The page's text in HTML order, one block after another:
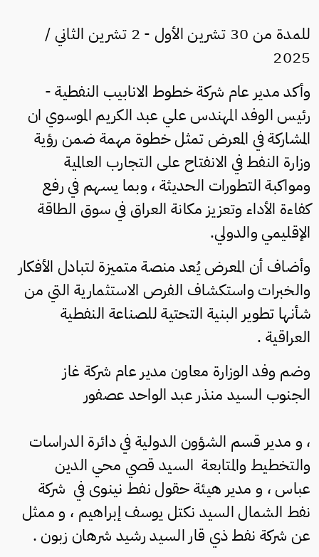
للمدة من 30 تشرين الأول - 2 تشرين الثاني /
2025
وأكد مدير عام شركة خطوط الانابيب النفطية -
رئيس الوفد المهندس علي عبد الكريم الموسوي ان
المشاركة في المعرض تمثل خطوة مهمة ضمن رؤية
وزارة النفط في الانفتاح على التجارب العالمية
ومواكبة التطورات الحديثة ، وبما يسهم في رفع
كفاءة الأداء وتعزيز مكانة العراق في سوق الطاقة
الإقليمي والدولي.
وأضاف أن المعرض يُعد منصة متميزة لتبادل الأفكار
والخبرات واستكشاف الفرص الاستثمارية التي من
شأنها تطوير البنية التحتية للصناعة النفطية
العراقية .
وضم وفد الوزارة معاون مدير عام شركة غاز
الجنوب السيد منذر عبد الواحد عصفور
، و مدير قسم الشؤون الدولية في دائرة الدراسات
والتخطيط والمتابعة السيد قصي محي الدين
عباس ، و مدير هيئة حقول نفط نينوى في شركة
نفط الشمال السيد نكتل يوسف إبراهيم ، و ممثل
عن شركة نفط ذي قار السيد رشيد شرهان زبون .